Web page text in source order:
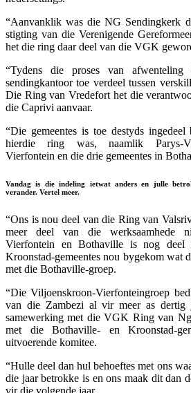
“Aanvanklik was die NG Sendingkerk
stigting van die Verenigende
het die ring daar deel van die VGK
“Tydens die proses van
sendingkantoor toe verdeel tussen
Die Ring van Vredefort het die
die Caprivi aanvaar.
“Die gemeentes is toe destyds
hierdie ring was, naamlik Parys-
Vierfontein en die drie gemeentes in
Vandag is die indeling ietwat anders en julle
verander. Vertel meer.
“Ons is nou deel van die Ring van
meer deel van die werksaamhede
Vierfontein en Bothaville is nog deel
Kroonstad-gemeentes nou bygekom wat
met die Bothaville-groep.
“Die Viljoenskroon-Vierfonteingroep
van die Zambezi al vir meer as dertig
samewerking met die VGK Ring van
met die Bothaville- en Kroonstad-
uitvoerende komitee.
“Hulle deel dan hul behoeftes met ons
die jaar betrokke is en ons maak dit dan
vir die volgende jaar.